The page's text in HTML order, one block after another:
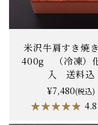
米沢牛肩すき焼
400g （冷凍）
入 送料込
¥7,480(税込)
★★★★★
★★★★★ 4.8